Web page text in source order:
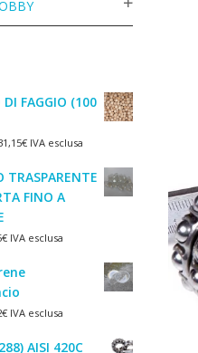
FAGGIO (100
€ IVA esclusa
FINO A
€ IVA esclusa
€ IVA esclusa
AISI 420C